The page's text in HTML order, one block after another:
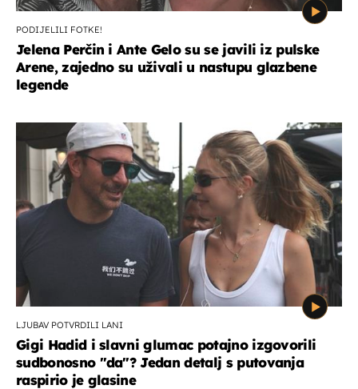
PODIJELILI FOTKE!
Jelena Perčin i Ante Gelo su se javili iz pulske
Arene, zajedno su uživali u nastupu glazbene
legende
LJUBAV POTVRDILI LANI
Gigi Hadid i slavni glumac potajno izgovorili
sudbonosno "da"? Jedan detalj s putovanja
raspirio je glasine